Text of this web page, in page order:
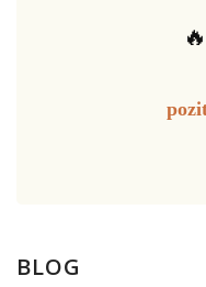
BLOG